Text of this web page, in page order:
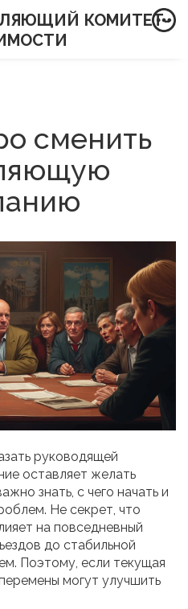
КОМИТЕТ-
сменить
руководящей
оставляет желать
знать, с чего начать и
Не секрет, что
на повседневный
до стабильной
Поэтому, если текущая
могут улучшить